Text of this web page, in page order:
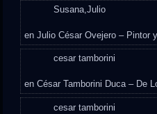
Susana,Julio
enJulio César Ovejero – Pintor
cesar tamborini
enCésar Tamborini Duca – De
cesar tamborini